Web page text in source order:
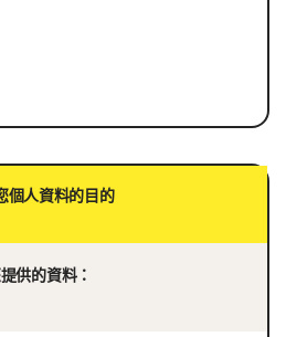
個人資料的目的
供的資料：